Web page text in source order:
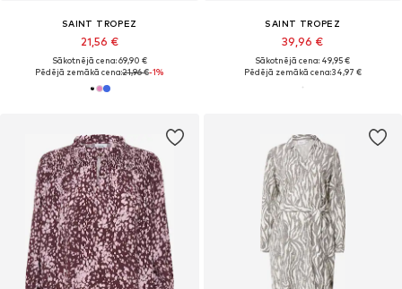
SAINT TROPEZ
21,56 €
Sākotnējā cena: 69,90 €
Pēdējā zemākā cena:21,96 €-1%
SAINT TROPEZ
39,96 €
Sākotnējā cena: 49,95 €
Pēdējā zemākā cena:34,97 €